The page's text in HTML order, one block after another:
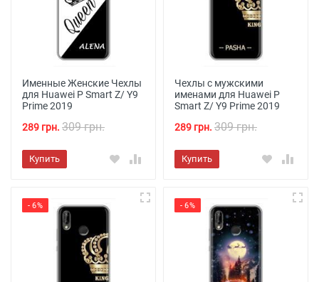
Именные Женские Чехлы
для Huawei P Smart Z/ Y9
Prime 2019
289 грн. 309 грн.
Купить
Чехлы с мужскими
именами для Huawei P
Smart Z/ Y9 Prime 2019
289 грн. 309 грн.
Купить
- 6% - 6%